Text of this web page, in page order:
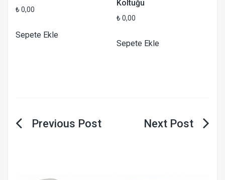
₺ 0,00
Sepete Ekle
Koltuğu
₺ 0,00
Sepete Ekle
Yazı